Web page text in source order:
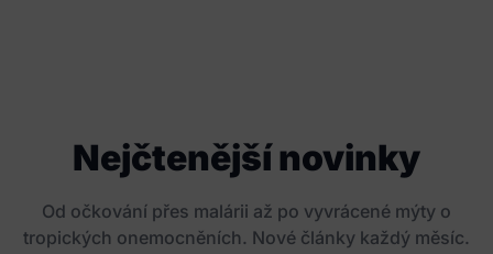
Nejčtenější novinky
Od očkování přes malárii až po vyvrácené mýty o
tropických onemocněních. Nové články každý měsíc.